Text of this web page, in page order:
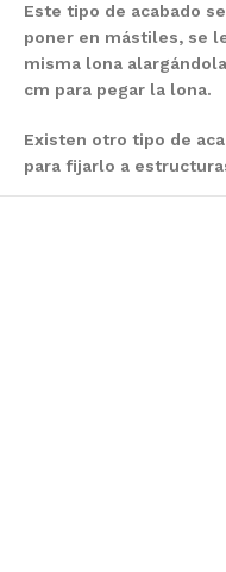
Este tipo de acabado
poner en mástiles, se
misma lona
cm para pegar la lona.
Existen otro tipo de
para fijarlo a